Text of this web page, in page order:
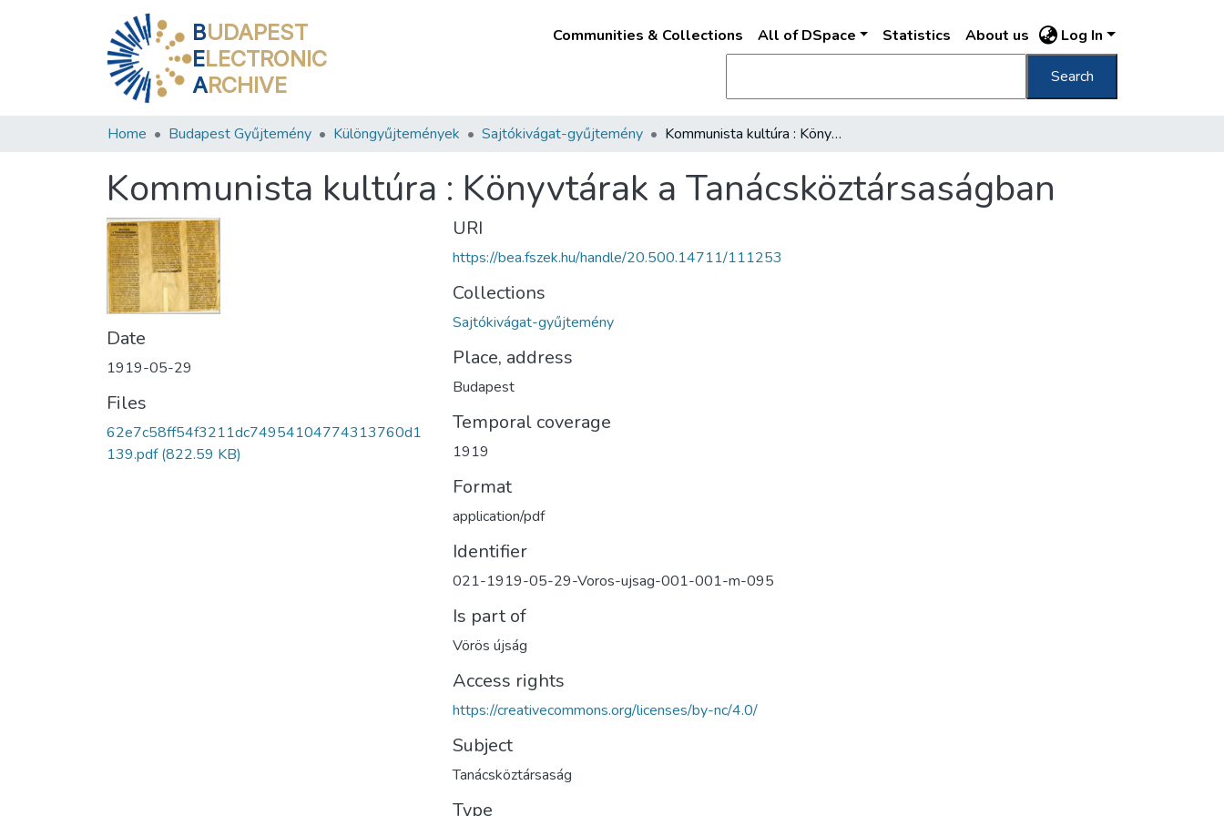
BUDAPEST
ELECTRONIC
ARCHIVE
Communities & Collections All of DSpace Statistics About us Log In
Search
Home Budapest Gyűjtemény Különgyűjtemények Sajtókivágat-gyűjtemény Kommunista kultúra : Könyvtárak a Tanácsköztársaságban
Kommunista kultúra : Könyvtárak a Tanácsköztársaságban
Date
1919-05-29
Files
62e7c58ff54f3211dc74954104774313760d1
139.pdf(822.59 KB)
URI
https://bea.fszek.hu/handle/20.500.14711/111253
Collections
Sajtókivágat-gyűjtemény
Place, address
Budapest
Temporal coverage
1919
Format
application/pdf
Identifier
021-1919-05-29-Voros-ujsag-001-001-m-095
Is part of
Vörös újság
Access rights
https://creativecommons.org/licenses/by-nc/4.0/
Subject
Tanácsköztársaság
Type